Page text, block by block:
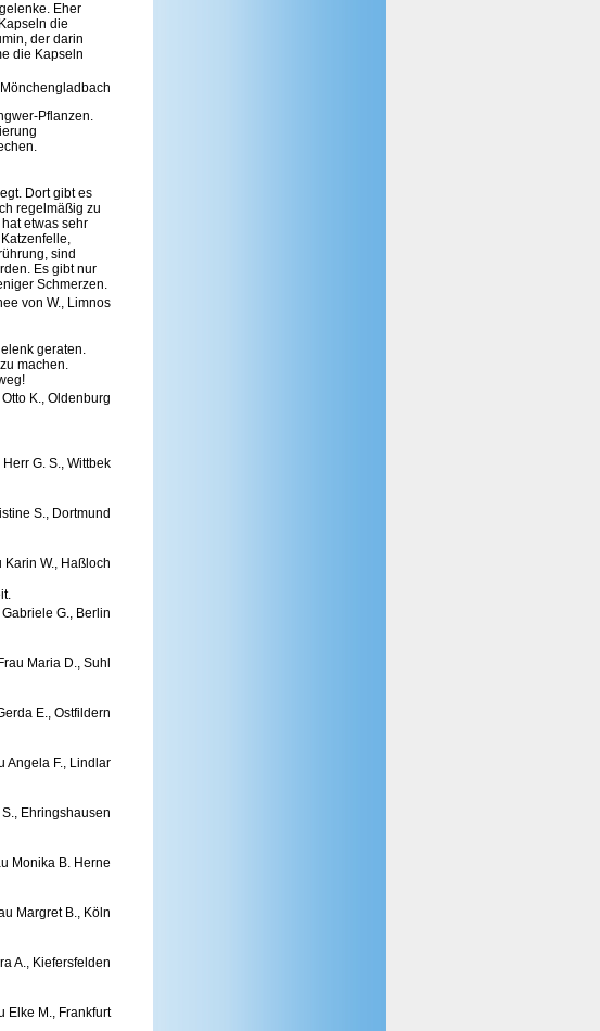
Eher
die
der darin
die Kapseln
Pflanzen.
Dort gibt es
regelmäßig zu
etwas sehr
sind
Es gibt nur
Schmerzen.
von W., Limnos
geraten.
machen.
Otto K., Oldenburg
Herr G. S., Wittbek
S., Dortmund
Karin W., Haßloch
Gabriele G., Berlin
Frau Maria D., Suhl
E., Ostfildern
Angela F., Lindlar
Ehringshausen
Monika B. Herne
Margret B., Köln
A., Kiefersfelden
Elke M., Frankfurt